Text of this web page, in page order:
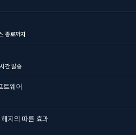
종료까지
간 발송
트웨어
지의 따른 효과